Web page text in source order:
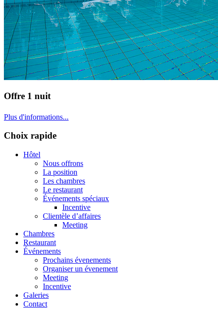
Offre 1 nuit
Plus d'informations...
Choix rapide
Hôtel
Nous offrons
La position
Les chambres
Le restaurant
Événements spéciaux
Incentive
Clientèle d’affaires
Meeting
Chambres
Restaurant
Événements
Prochains évenements
Organiser un évenement
Meeting
Incentive
Galeries
Contact